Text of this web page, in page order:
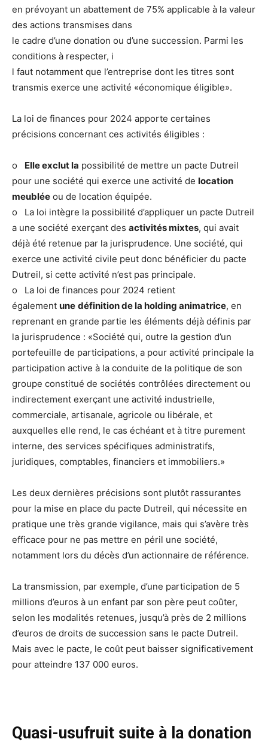
en prévoyant un abattement de 75% applicable à la valeur
des actions transmises dans
le cadre d’une donation ou d’une succession. Parmi les
conditions à respecter, i
l faut notamment que l’entreprise dont les titres sont
transmis exerce une activité «économique éligible».
La loi de finances pour 2024 apporte certaines
précisions concernant ces activités éligibles :
o Elle exclut la possibilité de mettre un pacte Dutreil
pour une société qui exerce une activité de location
meublée ou de location équipée.
o La loi intègre la possibilité d’appliquer un pacte Dutreil
a une société exerçant des activités mixtes, qui avait
déjà été retenue par la jurisprudence. Une société, qui
exerce une activité civile peut donc bénéficier du pacte
Dutreil, si cette activité n’est pas principale.
o La loi de finances pour 2024 retient
également une définition de la holding animatrice, en
reprenant en grande partie les éléments déjà définis par
la jurisprudence : «Société qui, outre la gestion d’un
portefeuille de participations, a pour activité principale la
participation active à la conduite de la politique de son
groupe constitué de sociétés contrôlées directement ou
indirectement exerçant une activité industrielle,
commerciale, artisanale, agricole ou libérale, et
auxquelles elle rend, le cas échéant et à titre purement
interne, des services spécifiques administratifs,
juridiques, comptables, financiers et immobiliers.»
Les deux dernières précisions sont plutôt rassurantes
pour la mise en place du pacte Dutreil, qui nécessite en
pratique une très grande vigilance, mais qui s’avère très
efficace pour ne pas mettre en péril une société,
notamment lors du décès d’un actionnaire de référence.
La transmission, par exemple, d’une participation de 5
millions d’euros à un enfant par son père peut coûter,
selon les modalités retenues, jusqu’à près de 2 millions
d’euros de droits de succession sans le pacte Dutreil.
Mais avec le pacte, le coût peut baisser significativement
pour atteindre 137 000 euros.
Quasi-usufruit suite à la donation